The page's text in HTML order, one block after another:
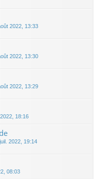
2022, 13:33
2022, 13:30
2022, 13:29
18:16
2022, 19:14
08:03